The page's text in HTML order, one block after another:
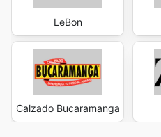
LeBon
Calzado Bucaramanga